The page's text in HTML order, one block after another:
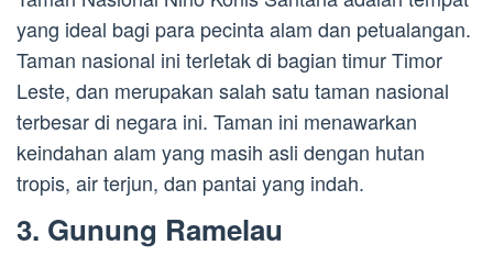
yang ideal bagi para pecinta alam dan petualangan.
Taman nasional ini terletak di bagian timur Timor
Leste, dan merupakan salah satu taman nasional
terbesar di negara ini. Taman ini menawarkan
keindahan alam yang masih asli dengan hutan
tropis, air terjun, dan pantai yang indah.
3. Gunung Ramelau